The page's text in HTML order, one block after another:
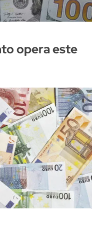
opera este